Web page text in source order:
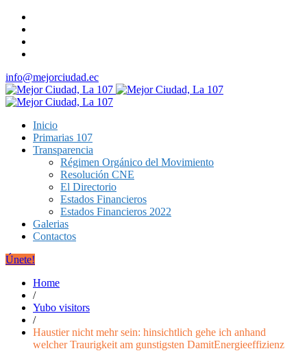
info@mejorciudad.ec
Inicio
Primarias 107
Transparencia
Régimen Orgánico del Movimiento
Resolución CNE
El Directorio
Estados Financieros
Estados Financieros 2022
Galerias
Contactos
Únete!
Home
/
Yubo visitors
/
Haustier nicht mehr sein: hinsichtlich gehe ich anhand
welcher Traurigkeit am gunstigsten DamitEnergieeffizienz